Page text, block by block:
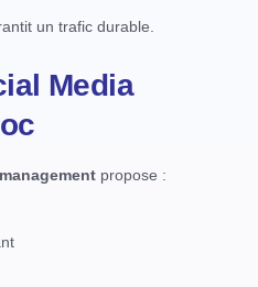
un trafic durable.
Media
propose :